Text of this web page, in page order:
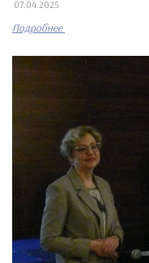
07.04.2025
Подробнее